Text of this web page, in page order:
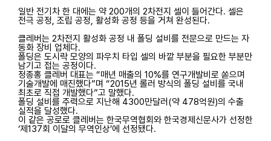
일반 전기차 한 대에는 약 200개의 2차전지 셀이 들어간다. 셀은
전극 공정, 조립 공정, 활성화 공정 등을 거쳐 완성된다.
클레버는 2차전지 활성화 공정 내 폴딩 설비를 전문으로 만드는 자
동화 장비 업체다.
폴딩은 도시락 모양의 파우치 타입 셀의 바깥 부분을 필요한 부분만
남기고 접는 공정이다.
정종홍 클레버 대표는 “매년 매출의 10%를 연구개발비로 쏟으며
기술개발에 매진했다”며 “2015년 롤러 방식의 폴딩 설비를 국내
최초로 직접 개발했다”고 말했다.
폴딩 설비를 주력으로 지난해 4300만달러(약 478억원)의 수출
실적을 달성했다.
이 같은 공로로 클레버는 한국무역협회와 한국경제신문사가 선정한
‘제137회 이달의 무역인상’에 선정됐다.